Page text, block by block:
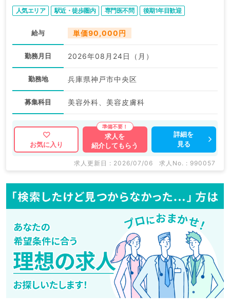
人気エリア 駅近・徒歩圏内 専門医不問 後期1年目歓迎
給与 単価90,000円
勤務月日 2026年08月24日（月）
勤務地 兵庫県神戸市中央区
募集科目 美容外科、美容皮膚科
お気に入り
求人を
紹介してもらう
詳細を
見る
求人更新日 : 2026/07/06 求人No. : 990057